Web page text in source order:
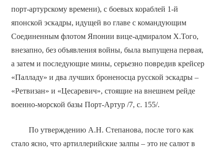
порт-артурскому времени), с боевых кораблей 1-й
японской эскадры, идущей во главе с командующим
Соединенным флотом Японии вице-адмиралом Х.Того,
внезапно, без объявления войны, была выпущена первая,
а затем и последующие мины, серьезно повредив крейсер
«Палладу» и два лучших броненосца русской эскадры –
«Ретвизан» и «Цесаревич», стоящие на внешнем рейде
военно-морской базы Порт-Артур /7, с. 155/.
По утверждению А.Н. Степанова, после того как
стало ясно, что артиллерийские залпы – это не салют в